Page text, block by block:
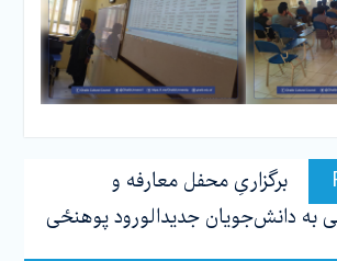
Previous
post:
برگزاریِ محفل معارفه و
دانش‌جویان جدید‌الورود پوهنځی